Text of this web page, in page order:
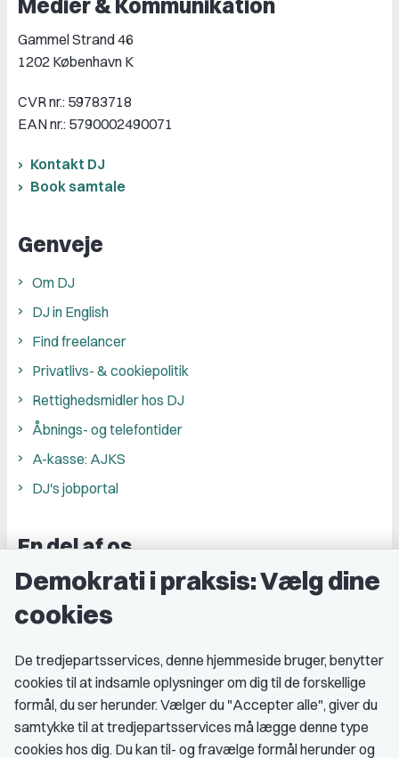
Gammel Strand 46
1202 København K
CVR nr.: 59783718
EAN nr.: 5790002490071
Kontakt DJ
Book samtale
Genveje
Om DJ
DJ in English
Find freelancer
Privatlivs- & cookiepolitik
Rettighedsmidler hos DJ
Åbnings- og telefontider
A-kasse: AJKS
DJ's jobportal
En del af os
Grupper og kredse
Studenterorganisationer
Medlemskab
Fordele som medlem
Demokrati i praksis: Vælg dine
cookies
De tredjepartsservices, denne hjemmeside bruger, benytter
cookies til at indsamle oplysninger om dig til de forskellige
formål, du ser herunder. Vælger du "Accepter alle", giver du
samtykke til at tredjepartsservices må lægge denne type
cookies hos dig. Du kan til- og fravælge formål herunder og